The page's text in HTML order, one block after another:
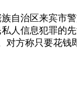
自治区来宾市
人信息犯罪的
方称只要花钱